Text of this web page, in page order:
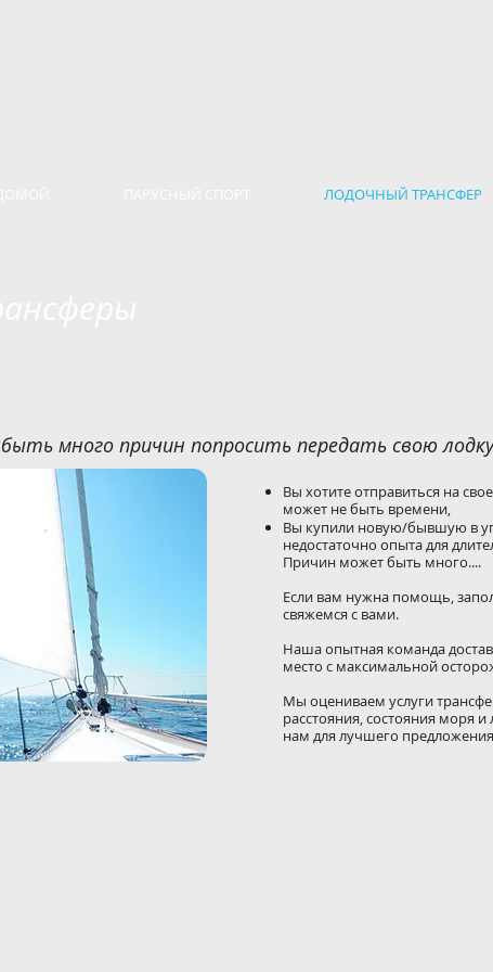
ЛОДОЧНЫЙ ТРАНСФЕР
много причин попросить передать свою
Вы хотите отправиться на
может не быть времени,
Вы купили новую/бывшую в
недостаточно опыта для
Причин может быть много....
Если вам нужна помощь,
свяжемся с вами.
Наша опытная команда
место с максимальной
Мы оцениваем услуги
расстояния, состояния моря и
нам для лучшего